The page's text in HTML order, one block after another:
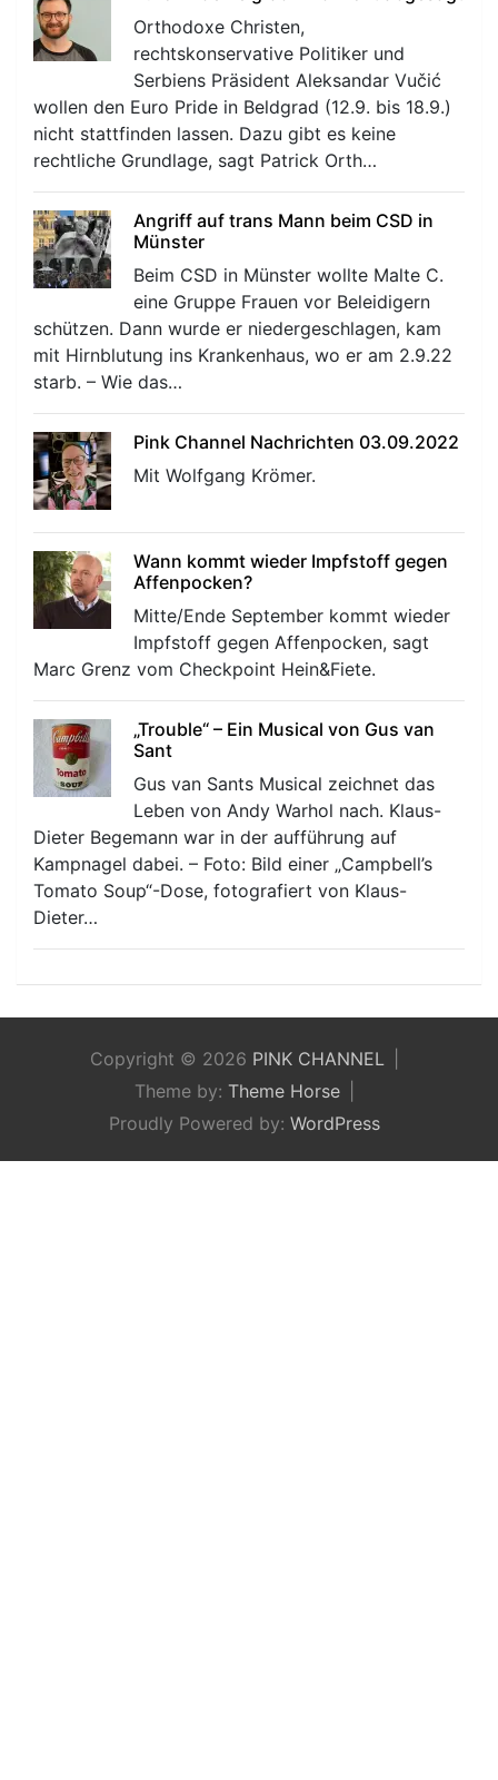
Orthodoxe Christen,
rechtskonservative Politiker und
Serbiens Präsident Aleksandar Vučić
wollen den Euro Pride in Beldgrad (12.9. bis 18.9.)
nicht stattfinden lassen. Dazu gibt es keine
rechtliche Grundlage, sagt Patrick Orth…
Angriff auf trans Mann beim CSD in
Münster
Beim CSD in Münster wollte Malte C.
eine Gruppe Frauen vor Beleidigern
schützen. Dann wurde er niedergeschlagen, kam
mit Hirnblutung ins Krankenhaus, wo er am 2.9.22
starb. – Wie das…
Pink Channel Nachrichten 03.09.2022
Mit Wolfgang Krömer.
Wann kommt wieder Impfstoff gegen
Affenpocken?
Mitte/Ende September kommt wieder
Impfstoff gegen Affenpocken, sagt
Marc Grenz vom Checkpoint Hein&Fiete.
„Trouble“ – Ein Musical von Gus van
Sant
Gus van Sants Musical zeichnet das
Leben von Andy Warhol nach. Klaus-
Dieter Begemann war in der aufführung auf
Kampnagel dabei. – Foto: Bild einer „Campbell’s
Tomato Soup“-Dose, fotografiert von Klaus-
Dieter…
Copyright © 2026 PINK CHANNEL
Theme by: Theme Horse
Proudly Powered by: WordPress